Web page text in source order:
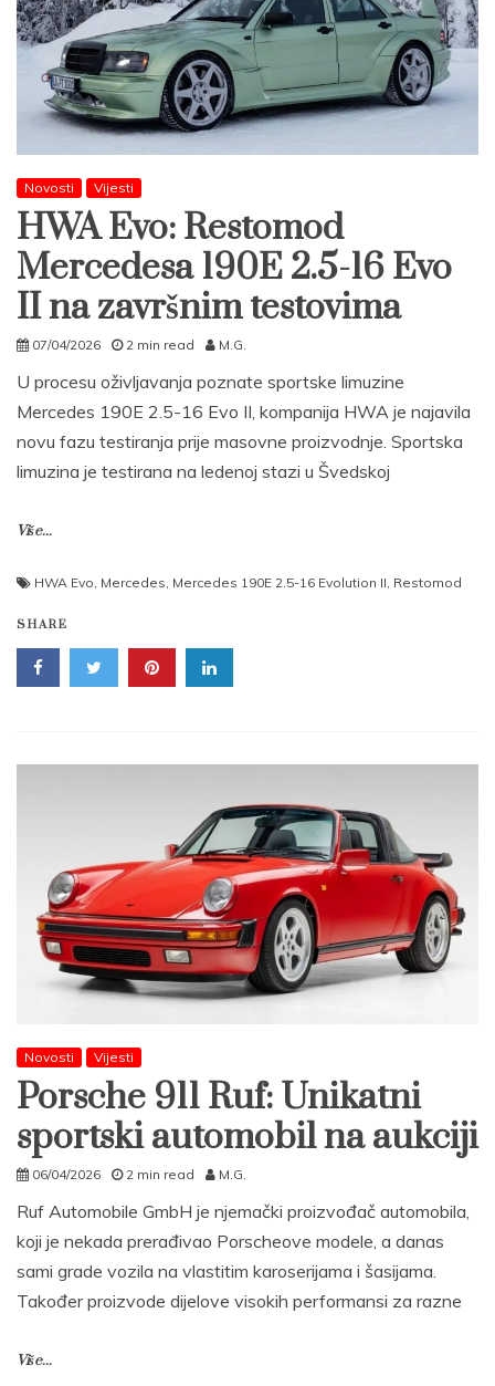
Novosti Vijesti
HWA Evo: Restomod
Mercedesa 190E 2.5-16 Evo
II na završnim testovima
07/04/2026 2 min read M.G.
U procesu oživljavanja poznate sportske limuzine
Mercedes 190E 2.5-16 Evo II, kompanija HWA je najavila
novu fazu testiranja prije masovne proizvodnje. Sportska
limuzina je testirana na ledenoj stazi u Švedskoj
Više...
HWA Evo Mercedes Mercedes 190E 2.5-16 Evolution II Restomod
SHARE
Novosti Vijesti
Porsche 911 Ruf: Unikatni
sportski automobil na aukciji
06/04/2026 2 min read M.G.
Ruf Automobile GmbH je njemački proizvođač automobila,
koji je nekada prerađivao Porscheove modele, a danas
sami grade vozila na vlastitim karoserijama i šasijama.
Također proizvode dijelove visokih performansi za razne
Više...